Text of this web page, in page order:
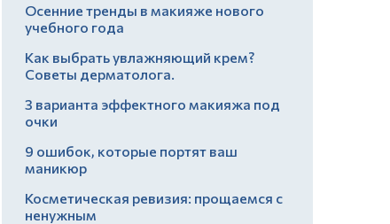
Осенние тренды в макияже нового
учебного года
Как выбрать увлажняющий крем?
Советы дерматолога.
3 варианта эффектного макияжа под
очки
9 ошибок, которые портят ваш
маникюр
Косметическая ревизия: прощаемся с
ненужным